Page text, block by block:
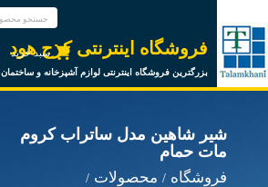
فروشگاه اینترنتی کرج هود
بزرگترین فروشگاه اینترنتی لوازم آشپزخانه و ساختمان
سبد خرید
شیر شاهین مدل ساتراب کروم
مات حمام
فروشگاه
محصولات